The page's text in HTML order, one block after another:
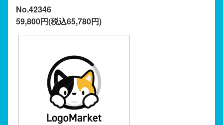
No.42346
59,800円(税込65,780円)